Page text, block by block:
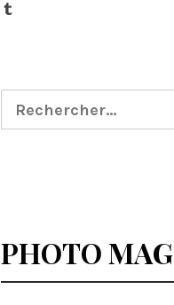
Tumblr
Rechercher :
PHOTO MAG